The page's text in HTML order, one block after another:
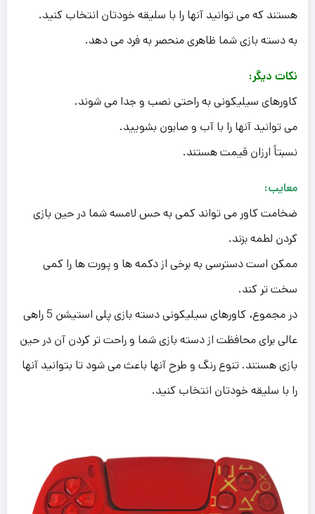
هستند که می توانید آنها را با سلیقه خودتان انتخاب کنید.
به دسته بازی شما ظاهری منحصر به فرد می دهد.
نکات دیگر:
کاورهای سیلیکونی به راحتی نصب و جدا می شوند.
می توانید آنها را با آب و صابون بشویید.
نسبتاً ارزان قیمت هستند.
معایب:
ضخامت کاور می تواند کمی به حس لامسه شما در حین بازی
کردن لطمه بزند.
ممکن است دسترسی به برخی از دکمه ها و پورت ها را کمی
سخت تر کند.
در مجموع، کاورهای سیلیکونی دسته بازی پلی استیشن 5 راهی
عالی برای محافظت از دسته بازی شما و راحت تر کردن آن در حین
بازی هستند. تنوع رنگ و طرح آنها باعث می شود تا بتوانید آنها
را با سلیقه خودتان انتخاب کنید.